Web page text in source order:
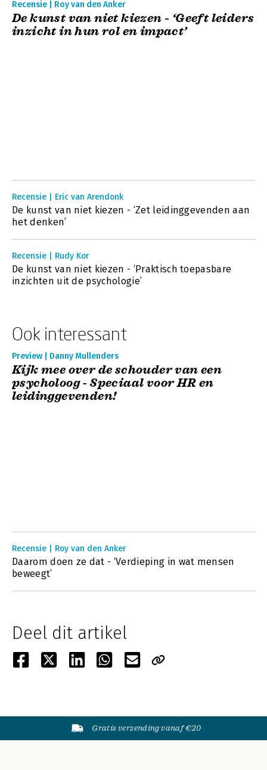
Recensie | Roy van den Anker
De kunst van niet kiezen - ‘Geeft leiders
inzicht in hun rol en impact’
Recensie | Eric van Arendonk
De kunst van niet kiezen - ‘Zet leidinggevenden aan
het denken’
Recensie | Rudy Kor
De kunst van niet kiezen - ‘Praktisch toepasbare
inzichten uit de psychologie’
Ook interessant
Preview | Danny Mullenders
Kijk mee over de schouder van een
psycholoog - Speciaal voor HR en
leidinggevenden!
Recensie | Roy van den Anker
Daarom doen ze dat - ‘Verdieping in wat mensen
beweegt’
Deel dit artikel
Gratis verzending vanaf €20